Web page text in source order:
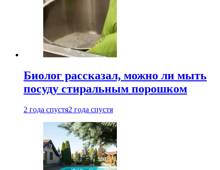
Биолог рассказал, можно ли мыть
посуду стиральным порошком
2 года спустя2 года спустя